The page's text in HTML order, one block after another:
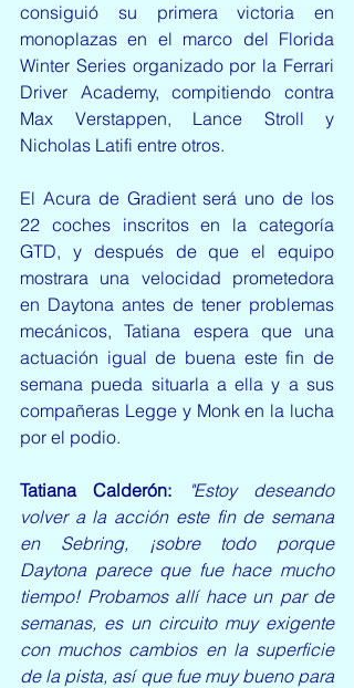
consiguió su primera victoria en
monoplazas en el marco del Florida
Winter Series organizado por la Ferrari
Driver Academy, compitiendo contra
Max Verstappen, Lance Stroll y
Nicholas Latifi entre otros.
El Acura de Gradient será uno de los
22 coches inscritos en la categoría
GTD, y después de que el equipo
mostrara una velocidad prometedora
en Daytona antes de tener problemas
mecánicos, Tatiana espera que una
actuación igual de buena este fin de
semana pueda situarla a ella y a sus
compañeras Legge y Monk en la lucha
por el podio.
Tatiana Calderón: "Estoy deseando
volver a la acción este fin de semana
en Sebring, ¡sobre todo porque
Daytona parece que fue hace mucho
tiempo! Probamos allí hace un par de
semanas, es un circuito muy exigente
con muchos cambios en la superficie
de la pista, así que fue muy bueno para